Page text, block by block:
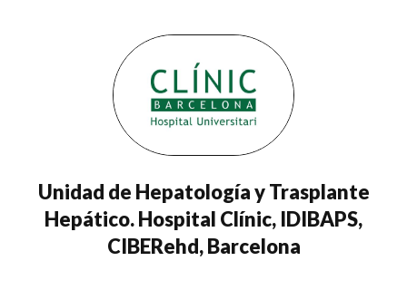
Unidad de Hepatología y Trasplante
Hepático. Hospital Clínic, IDIBAPS,
CIBERehd, Barcelona